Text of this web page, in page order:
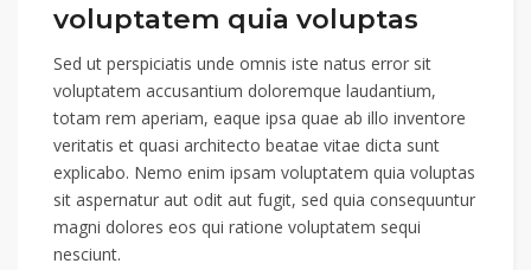
voluptatem quia voluptas
Sed ut perspiciatis unde omnis iste natus error sit
voluptatem accusantium doloremque laudantium,
totam rem aperiam, eaque ipsa quae ab illo inventore
veritatis et quasi architecto beatae vitae dicta sunt
explicabo. Nemo enim ipsam voluptatem quia voluptas
sit aspernatur aut odit aut fugit, sed quia consequuntur
magni dolores eos qui ratione voluptatem sequi
nesciunt.